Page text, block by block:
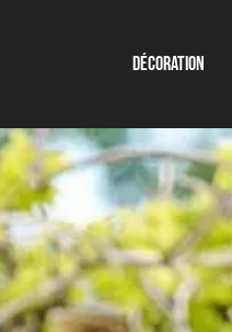
Décoration